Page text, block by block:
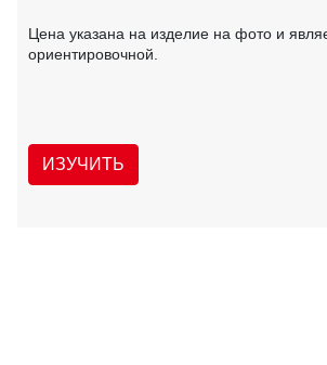
Цена указана на изделие на фото и
ориентировочной.
ИЗУЧИТЬ